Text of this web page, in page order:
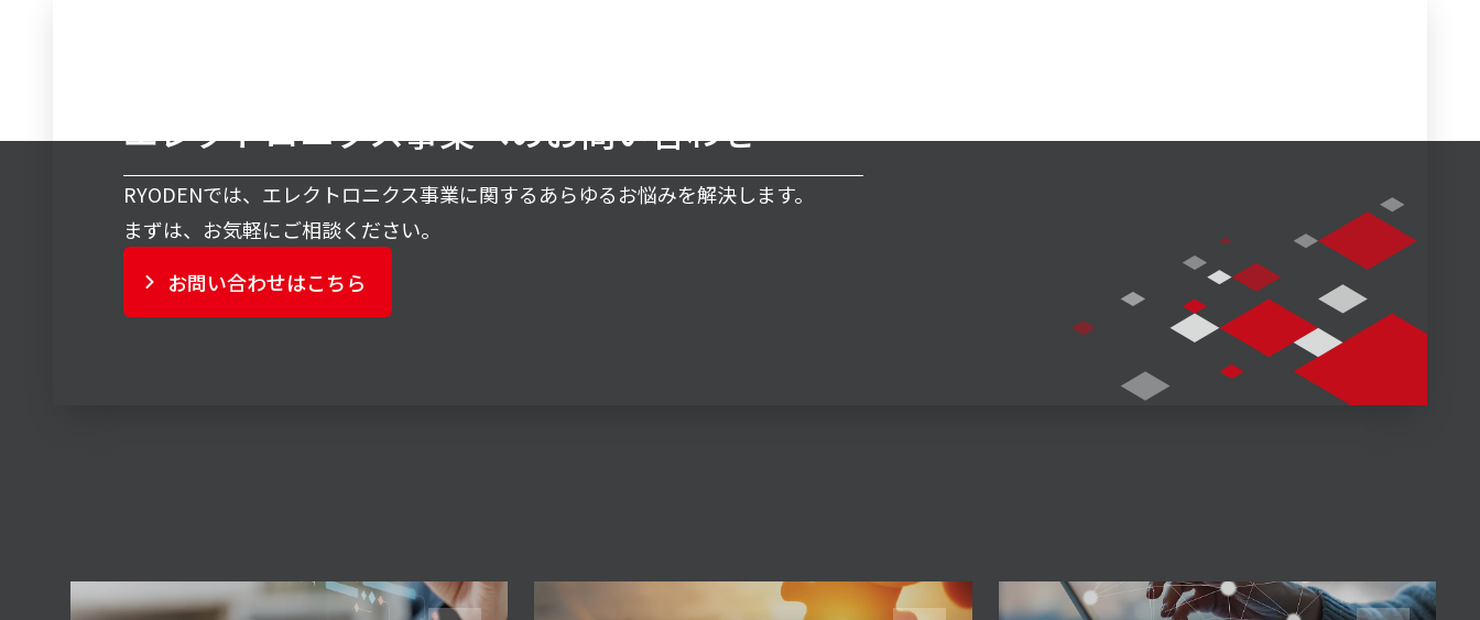
エレクトロニクス事業へのお問い合わせ
RYODENでは、エレクトロニクス事業に関するあらゆるお悩みを解決します。
まずは、お気軽にご相談ください。
お問い合わせはこちら